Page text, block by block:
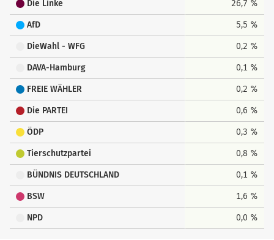
Die Linke 26,7 %
AfD 5,5 %
DieWahl - WFG 0,2 %
DAVA-Hamburg 0,1 %
FREIE WÄHLER 0,2 %
Die PARTEI 0,6 %
ÖDP 0,3 %
Tierschutzpartei 0,8 %
BÜNDNIS DEUTSCHLAND 0,1 %
BSW 1,6 %
NPD 0,0 %